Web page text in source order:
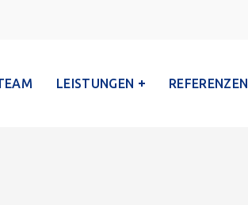
LEISTUNGEN REFERENZEN